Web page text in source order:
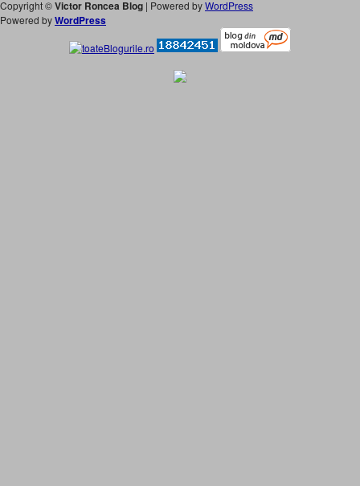
Copyright ©Victor Roncea Blog | Powered byWordPress
Powered byWordPress